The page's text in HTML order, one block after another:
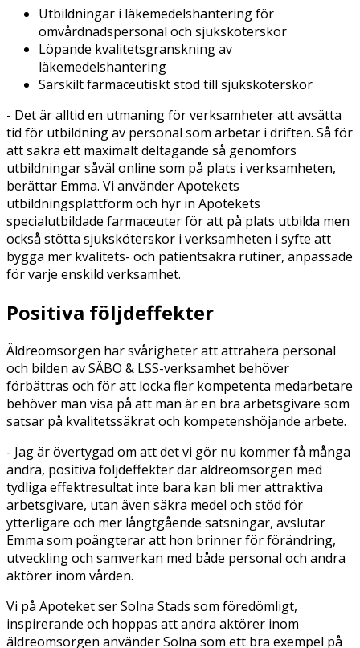
Utbildningar i läkemedelshantering för
omvårdnadspersonal och sjuksköterskor
Löpande kvalitetsgranskning av
läkemedelshantering
Särskilt farmaceutiskt stöd till sjuksköterskor
- Det är alltid en utmaning för verksamheter att avsätta
tid för utbildning av personal som arbetar i driften. Så för
att säkra ett maximalt deltagande så genomförs
utbildningar såväl online som på plats i verksamheten,
berättar Emma. Vi använder Apotekets
utbildningsplattform och hyr in Apotekets
specialutbildade farmaceuter för att på plats utbilda men
också stötta sjuksköterskor i verksamheten i syfte att
bygga mer kvalitets- och patientsäkra rutiner, anpassade
för varje enskild verksamhet.
Positiva följdeffekter
Äldreomsorgen har svårigheter att attrahera personal
och bilden av SÄBO & LSS-verksamhet behöver
förbättras och för att locka fler kompetenta medarbetare
behöver man visa på att man är en bra arbetsgivare som
satsar på kvalitetssäkrat och kompetenshöjande arbete.
- Jag är övertygad om att det vi gör nu kommer få många
andra, positiva följdeffekter där äldreomsorgen med
tydliga effektresultat inte bara kan bli mer attraktiva
arbetsgivare, utan även säkra medel och stöd för
ytterligare och mer långtgående satsningar, avslutar
Emma som poängterar att hon brinner för förändring,
utveckling och samverkan med både personal och andra
aktörer inom vården.
Vi på Apoteket ser Solna Stads som föredömligt,
inspirerande och hoppas att andra aktörer inom
äldreomsorgen använder Solna som ett bra exempel på